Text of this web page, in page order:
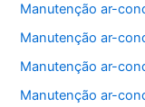
Manutenção ar-
Manutenção ar-
Manutenção ar-
Manutenção ar-